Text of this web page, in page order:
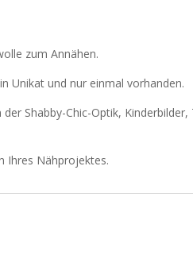
zum Annähen.
Unikat und nur einmal vorhanden.
Shabby-Chic-Optik,
Ihres Nähprojektes.